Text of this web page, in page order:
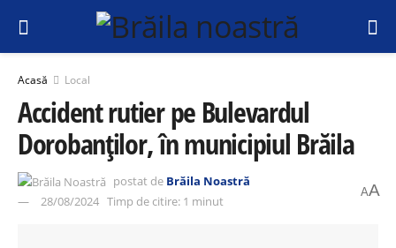
Acasă Local
Accident rutier pe Bulevardul
Dorobanților, în municipiul Brăila
postat de Brăila Noastră
28/08/2024 Timp de citire: 1 minut
AA